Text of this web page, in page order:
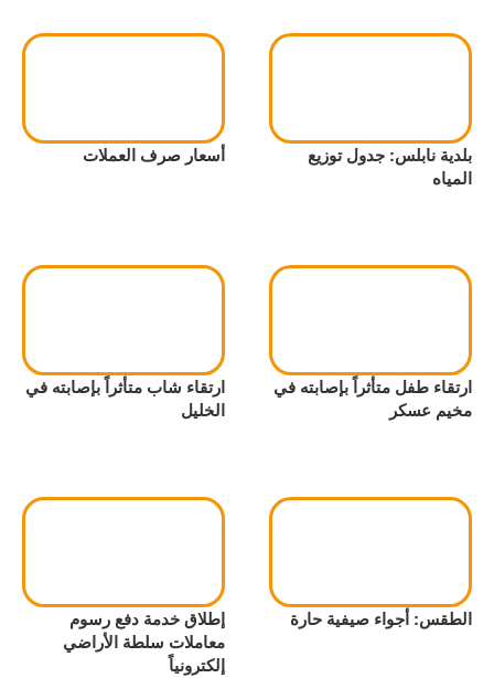
بلدية نابلس: جدول توزيع
المياه
أسعار صرف العملات
ارتقاء طفل متأثراً بإصابته في
مخيم عسكر
ارتقاء شاب متأثراً بإصابته في
الخليل
الطقس: أجواء صيفية حارة
إطلاق خدمة دفع رسوم
معاملات سلطة الأراضي
إلكترونياً